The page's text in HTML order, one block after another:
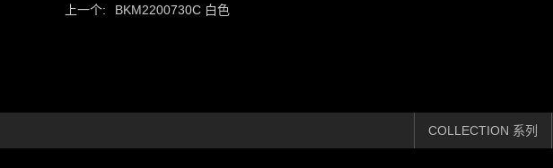
上一个: BKM2200730C 白色
COLLECTION 系列